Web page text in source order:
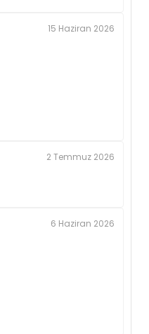
15 Haziran 2026
2 Temmuz 2026
6 Haziran 2026